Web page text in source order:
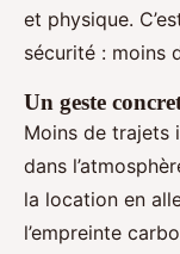
et physique.
sécurité : moins
Un geste
Moins de trajets
dans
la location en
l’empreinte